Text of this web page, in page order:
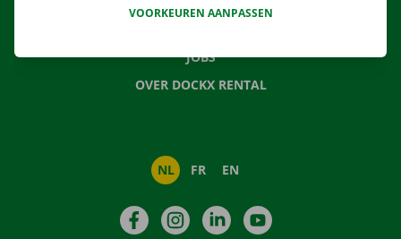
JOBS
OVER DOCKX RENTAL
NL FR EN
FacebookInstagramLinkedIn
VOORKEUREN AANPASSEN